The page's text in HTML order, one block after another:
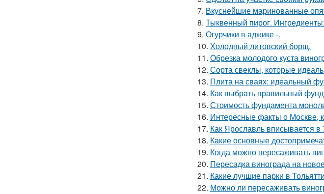
7. Вкуснейшие маринованные
8. Тыквенный пирог. Ингредиенты:
9. Огурчики в аджике -.
10. Холодный литовский борщ.
11. Обрезка молодого куста
12. Сорта свеклы, которые
13. Плита на сваях: идеальный
14. Как выбрать правильный
15. Стоимость фундамента
16. Интересные факты о Москве,
17. Как Ярославль вписывается
18. Какие основные
19. Когда можно пересаживать
20. Пересадка винограда на
21. Какие лучшие парки в
22. Можно ли пересаживать